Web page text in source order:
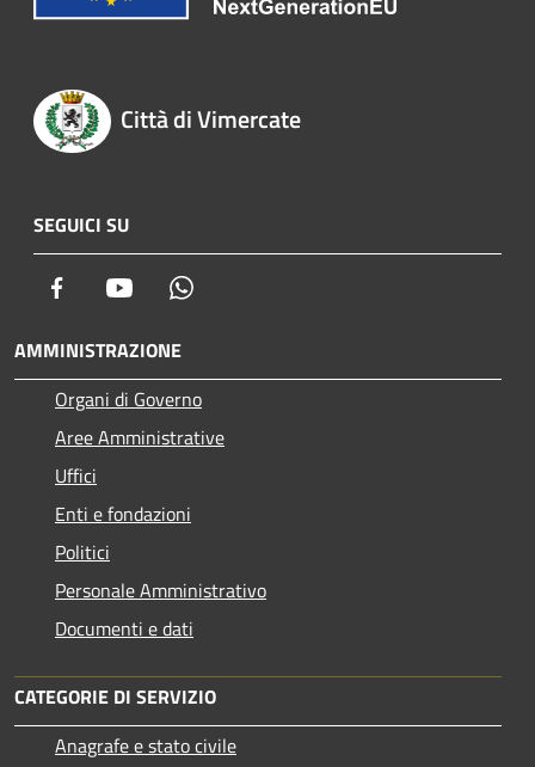
Città di Vimercate
SEGUICI SU
Facebook Youtube
AMMINISTRAZIONE
Organi di Governo
Aree Amministrative
Uffici
Enti e fondazioni
Politici
Personale Amministrativo
Documenti e dati
CATEGORIE DI SERVIZIO
Anagrafe e stato civile